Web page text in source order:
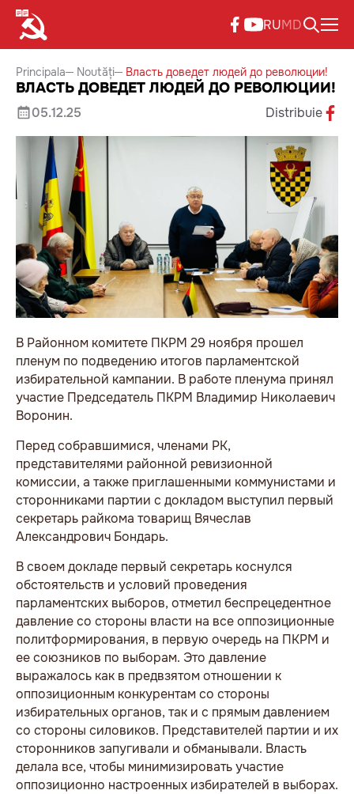
RUMD
Principala Noutăți Власть доведет людей до революции!
ВЛАСТЬ ДОВЕДЕТ ЛЮДЕЙ ДО РЕВОЛЮЦИИ!
05.12.25 Distribuie
В Районном комитете ПКРМ 29 ноября прошел
пленум по подведению итогов парламентской
избирательной кампании. В работе пленума принял
участие Председатель ПКРМ Владимир Николаевич
Воронин.
Перед собравшимися, членами РК,
представителями районной ревизионной
комиссии, а также приглашенными коммунистами и
сторонниками партии с докладом выступил первый
секретарь райкома товарищ Вячеслав
Александрович Бондарь.
В своем докладе первый секретарь коснулся
обстоятельств и условий проведения
парламентских выборов, отметил беспрецедентное
давление со стороны власти на все оппозиционные
политформирования, в первую очередь на ПКРМ и
ее союзников по выборам. Это давление
выражалось как в предвзятом отношении к
оппозиционным конкурентам со стороны
избирательных органов, так и с прямым давлением
со стороны силовиков. Представителей партии и их
сторонников запугивали и обманывали. Власть
делала все, чтобы минимизировать участие
оппозиционно настроенных избирателей в выборах.